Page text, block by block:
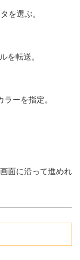
を選ぶ。
を転送。
ーを指定。
面に沿って進めれ